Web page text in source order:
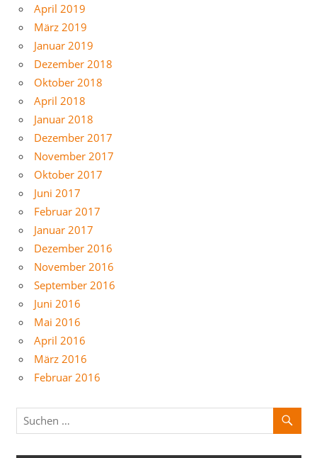
April 2019
März 2019
Januar 2019
Dezember 2018
Oktober 2018
April 2018
Januar 2018
Dezember 2017
November 2017
Oktober 2017
Juni 2017
Februar 2017
Januar 2017
Dezember 2016
November 2016
September 2016
Juni 2016
Mai 2016
April 2016
März 2016
Februar 2016